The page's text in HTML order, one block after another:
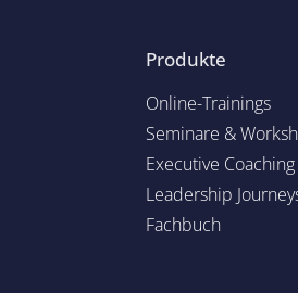
Produkte
Online-Trainings
Seminare &
Executive Coaching
Leadership
Fachbuch